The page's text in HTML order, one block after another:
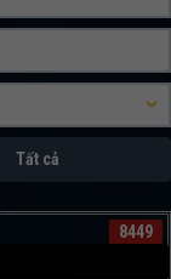
Tất cả
8449